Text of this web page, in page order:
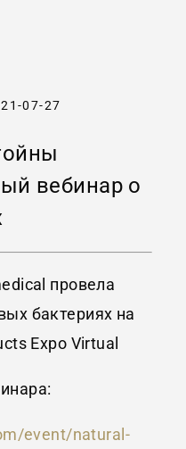
07-27
вебинар о
провела
бактериях на
Expo Virtual
event/natural-